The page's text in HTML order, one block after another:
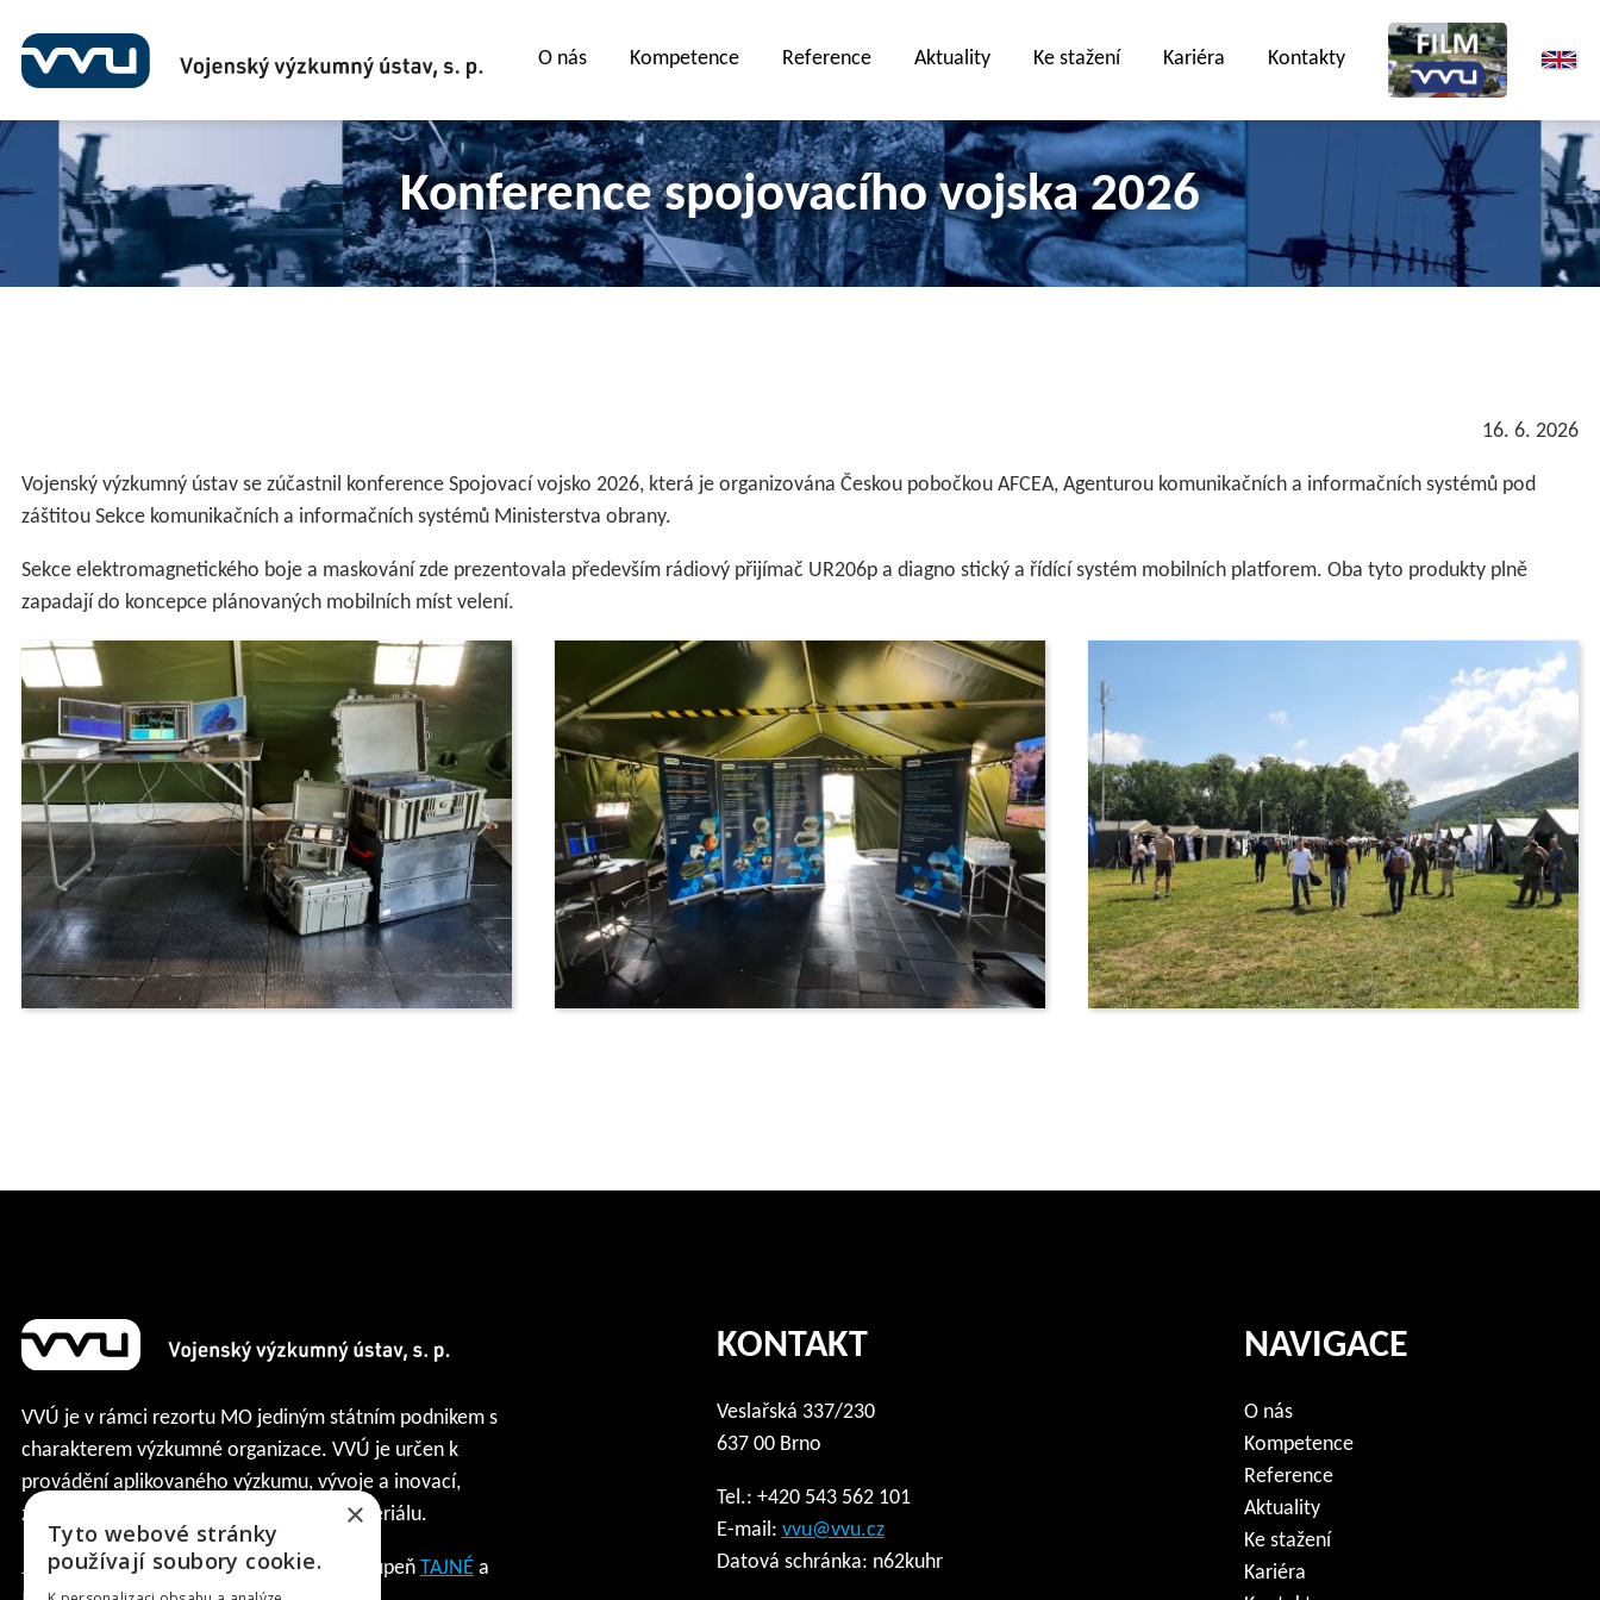
O nás Kompetence Reference Aktuality Ke stažení Kariéra Kontakty
Film
Konference spojovacího vojska 2026
16. 6. 2026
Vojenský výzkumný ústav se zúčastnil konference Spojovací vojsko 2026, která je organizována Českou pobočkou AFCEA, Agenturou komunikačních a informačních systémů pod
záštitou Sekce komunikačních a informačních systémů Ministerstva obrany.
Sekce elektromagnetického boje a maskování zde prezentovala především rádiový přijímač UR206p a diagno stický a řídící systém mobilních platforem. Oba tyto produkty plně
zapadají do koncepce plánovaných mobilních míst velení.
VVÚ je v rámci rezortu MO jediným státním podnikem s
charakterem výzkumné organizace. VVÚ je určen k
provádění aplikovaného výzkumu, vývoje a inovací,
zejména pozemní vojenské techniky, materiálu.
Je držitelem Osvědčení podnikatele na stupeň TAJNÉ a
KONTAKT
Veslařská 337/230
637 00 Brno
Tel.: +420 543 562 101
E-mail: vvu@vvu.cz
Datová schránka: n62kuhr
NAVIGACE
O nás
Kompetence
Reference
Aktuality
Ke stažení
Kariéra
×
Tyto webové stránky
používají soubory cookie.